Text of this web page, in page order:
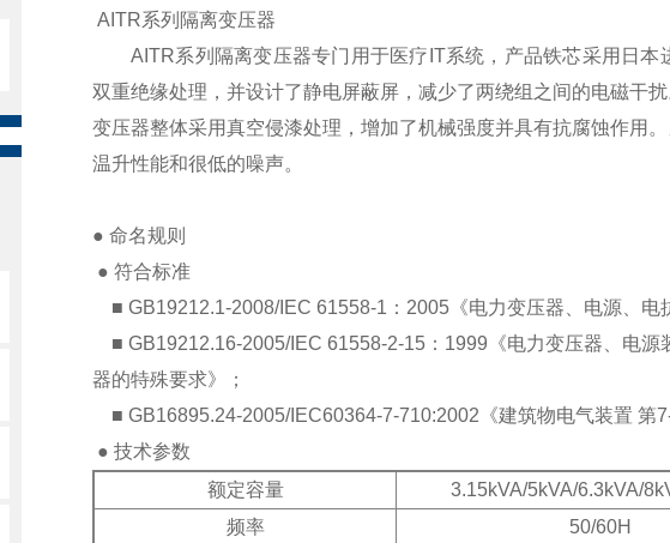
AITR系列隔离变压器
AITR系列隔离变压器专门用于医疗IT系统，产品铁芯采用日本
双重绝缘处理，并设计了静电屏蔽屏，减少了两绕组之间的电磁干
变压器整体采用真空侵漆处理，增加了机械强度并具有抗腐蚀作用
温升性能和很低的噪声。
● 命名规则
● 符合标准
■ GB19212.1-2008/IEC 61558-1：2005《电力变压器、电源、电
■ GB19212.16-2005/IEC 61558-2-15：1999《电力变压器、电
器的特殊要求》；
■ GB16895.24-2005/IEC60364-7-710:2002《建筑物电气装置 第
● 技术参数
额定容量
3.15kVA/5kVA/6.3kVA/
频率
50/60H